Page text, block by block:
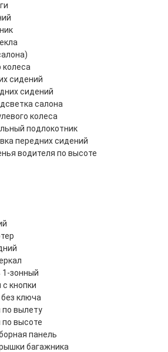
колеса
сидений
сидений
салона
колеса
подлокотник
передних сидений
водителя по высоте
1-зонный
с кнопки
ключа
по вылету
по высоте
панель
багажника